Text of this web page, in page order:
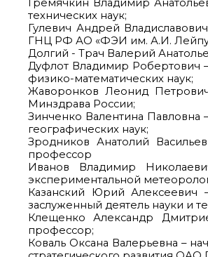
Гремячкин Владимир
технических наук;
Гулевич Андрей
ГНЦ РФ АО «ФЭИ им. А.И.
Долгий - Трач Валерий
Дуфлот Владимир Робертович
физико-математических наук;
Жаворонков Леонид
Минздрава России;
Зинченко Валентина Павловна
географических наук;
Зродников Анатолий
профессор
Иванов Владимир
экспериментальной
Казанский Юрий Алексеевич
заслуженный деятель науки и
Клещенко Александр
профессор;
Коваль Оксана Валерьевна –